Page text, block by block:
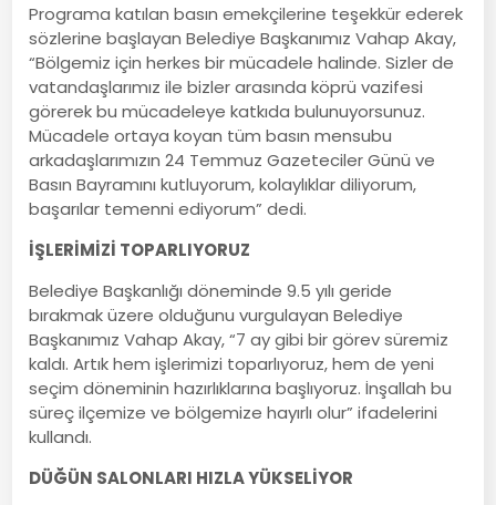
Programa katılan basın emekçilerine teşekkür ederek
sözlerine başlayan Belediye Başkanımız Vahap Akay,
“Bölgemiz için herkes bir mücadele halinde. Sizler de
vatandaşlarımız ile bizler arasında köprü vazifesi
görerek bu mücadeleye katkıda bulunuyorsunuz.
Mücadele ortaya koyan tüm basın mensubu
arkadaşlarımızın 24 Temmuz Gazeteciler Günü ve
Basın Bayramını kutluyorum, kolaylıklar diliyorum,
başarılar temenni ediyorum” dedi.
İŞLERİMİZİ TOPARLIYORUZ
Belediye Başkanlığı döneminde 9.5 yılı geride
bırakmak üzere olduğunu vurgulayan Belediye
Başkanımız Vahap Akay, “7 ay gibi bir görev süremiz
kaldı. Artık hem işlerimizi toparlıyoruz, hem de yeni
seçim döneminin hazırlıklarına başlıyoruz. İnşallah bu
süreç ilçemize ve bölgemize hayırlı olur” ifadelerini
kullandı.
DÜĞÜN SALONLARI HIZLA YÜKSELİYOR